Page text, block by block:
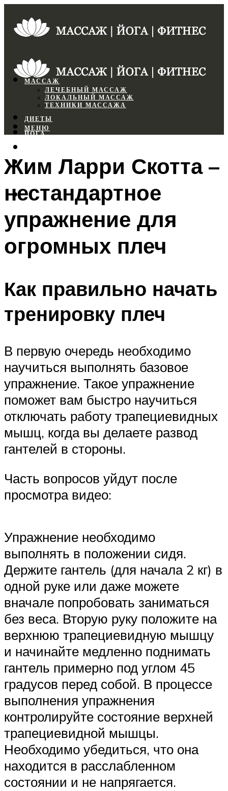
МАССАЖ
ЛЕЧЕБНЫЙ МАССАЖ
ЛОКАЛЬНЫЙ МАССАЖ
ТЕХНИКИ МАССАЖА
ДИЕТЫ
ЙОГА
ФИТНЕС
МЕНЮ
МЕНЮ
Жим Ларри Скотта –
нестандартное
упражнение для
огромных плеч
Как правильно начать
тренировку плеч
В первую очередь необходимо
научиться выполнять базовое
упражнение. Такое упражнение
поможет вам быстро научиться
отключать работу трапециевидных
мышц, когда вы делаете развод
гантелей в стороны.
Часть вопросов уйдут после
просмотра видео:
Упражнение необходимо
выполнять в положении сидя.
Держите гантель (для начала 2 кг) в
одной руке или даже можете
вначале попробовать заниматься
без веса. Вторую руку положите на
верхнюю трапециевидную мышцу
и начинайте медленно поднимать
гантель примерно под углом 45
градусов перед собой. В процессе
выполнения упражнения
контролируйте состояние верхней
трапециевидной мышцы.
Необходимо убедиться, что она
находится в расслабленном
состоянии и не напрягается.